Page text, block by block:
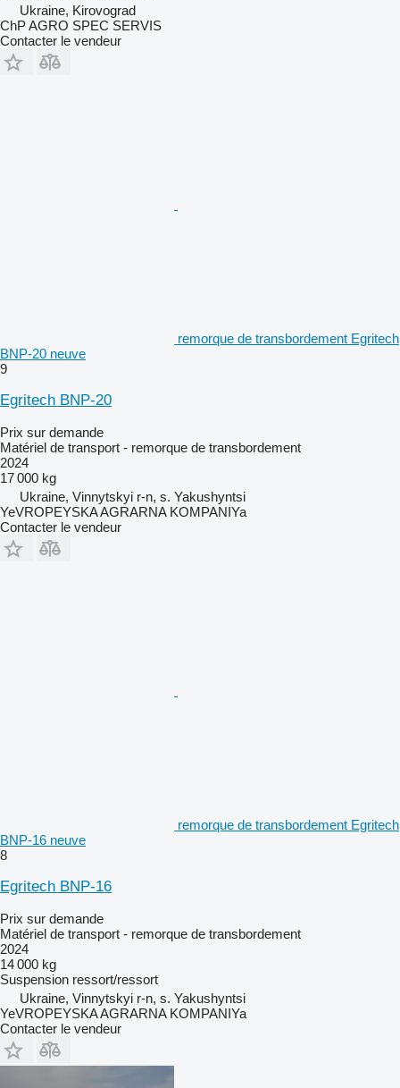
Ukraine, Kirovograd
ChP AGRO SPEC SERVIS
Contacter le vendeur
remorque de transbordement Egritech
BNP-20 neuve
9
Egritech BNP-20
Prix sur demande
Matériel de transport - remorque de transbordement
2024
17 000 kg
Ukraine, Vinnytskyi r-n, s. Yakushyntsi
YeVROPEYSKA AGRARNA KOMPANIYa
Contacter le vendeur
remorque de transbordement Egritech
BNP-16 neuve
8
Egritech BNP-16
Prix sur demande
Matériel de transport - remorque de transbordement
2024
14 000 kg
Suspension ressort/ressort
Ukraine, Vinnytskyi r-n, s. Yakushyntsi
YeVROPEYSKA AGRARNA KOMPANIYa
Contacter le vendeur